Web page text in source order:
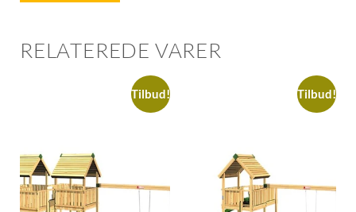
RELATEREDE VARER
Tilbud! Tilbud!